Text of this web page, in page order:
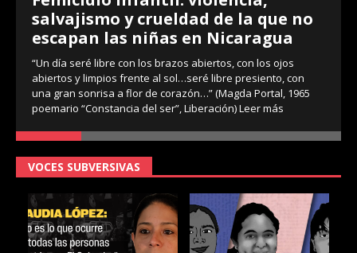
salvajismo y crueldad de la que no
escapan las niñas en Nicaragua
“Un día seré libre con los brazos abiertos, con los ojos
abiertos y limpios frente al sol…seré libre presiento, con
una gran sonrisa a flor de corazón…” (Magda Portal, 1965
poemario “Constancia del ser”, Liberación)Leer más
VOCES SUBVERSIVAS